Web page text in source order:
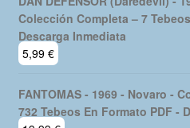
19,99€
DAN DEFENSOR (Daredevil) -
Colección Completa – 7 Tebeos
5,99 €